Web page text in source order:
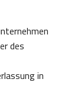
des
in